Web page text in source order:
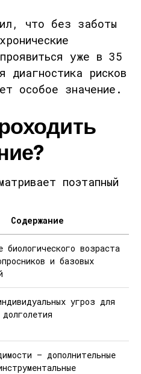
что без заботы
уже в 35
диагностика рисков
особое значение.
поэтапный
Содержание
биологического возраста
и базовых
угроз для
— дополнительные